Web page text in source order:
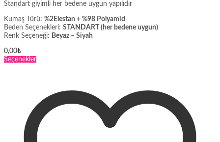
Standart giyimli her bedene uygun yapılıdır
Kumaş Türü: %2Elestan + %98 Polyamid
Beden Seçenekleri: STANDART (her bedene uygun)
Renk Seçeneği: Beyaz – Siyah
0,00₺
SeçeneklerBu
varyasyonu
var.
Seçenekler
ürün
sayfasından
seçilebilir